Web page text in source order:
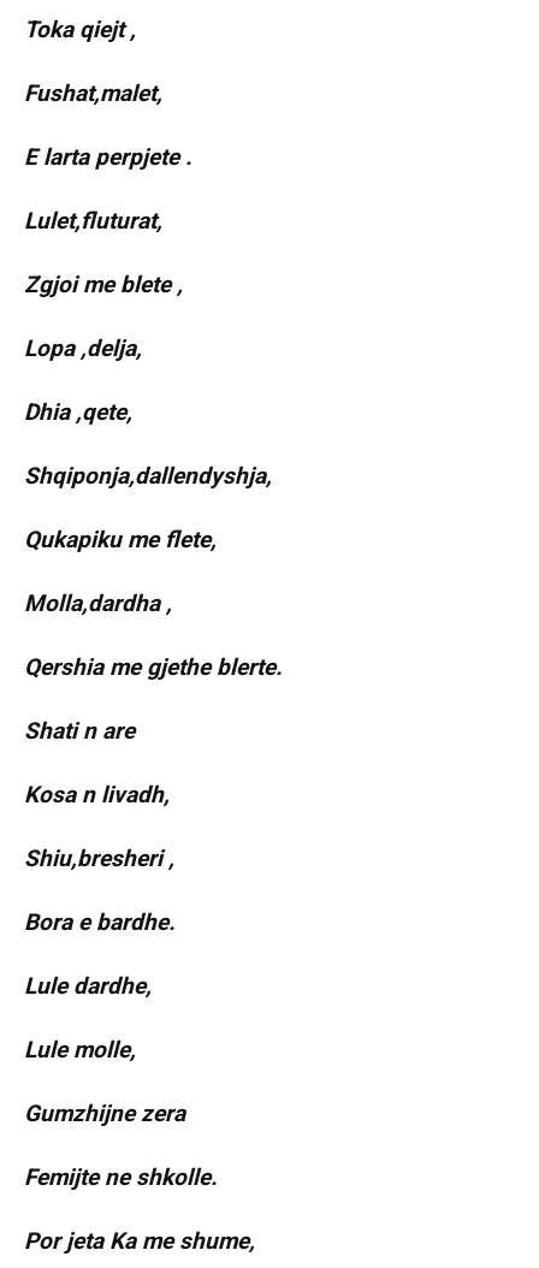
Toka qiejt ,
Fushat,malet,
E larta perpjete .
Lulet,fluturat,
Zgjoi me blete ,
Lopa ,delja,
Dhia ,qete,
Shqiponja,dallendyshja,
Qukapiku me flete,
Molla,dardha ,
Qershia me gjethe blerte.
Shati n are
Kosa n livadh,
Shiu,bresheri ,
Bora e bardhe.
Lule dardhe,
Lule molle,
Gumzhijne zera
Femijte ne shkolle.
Por jeta Ka me shume,